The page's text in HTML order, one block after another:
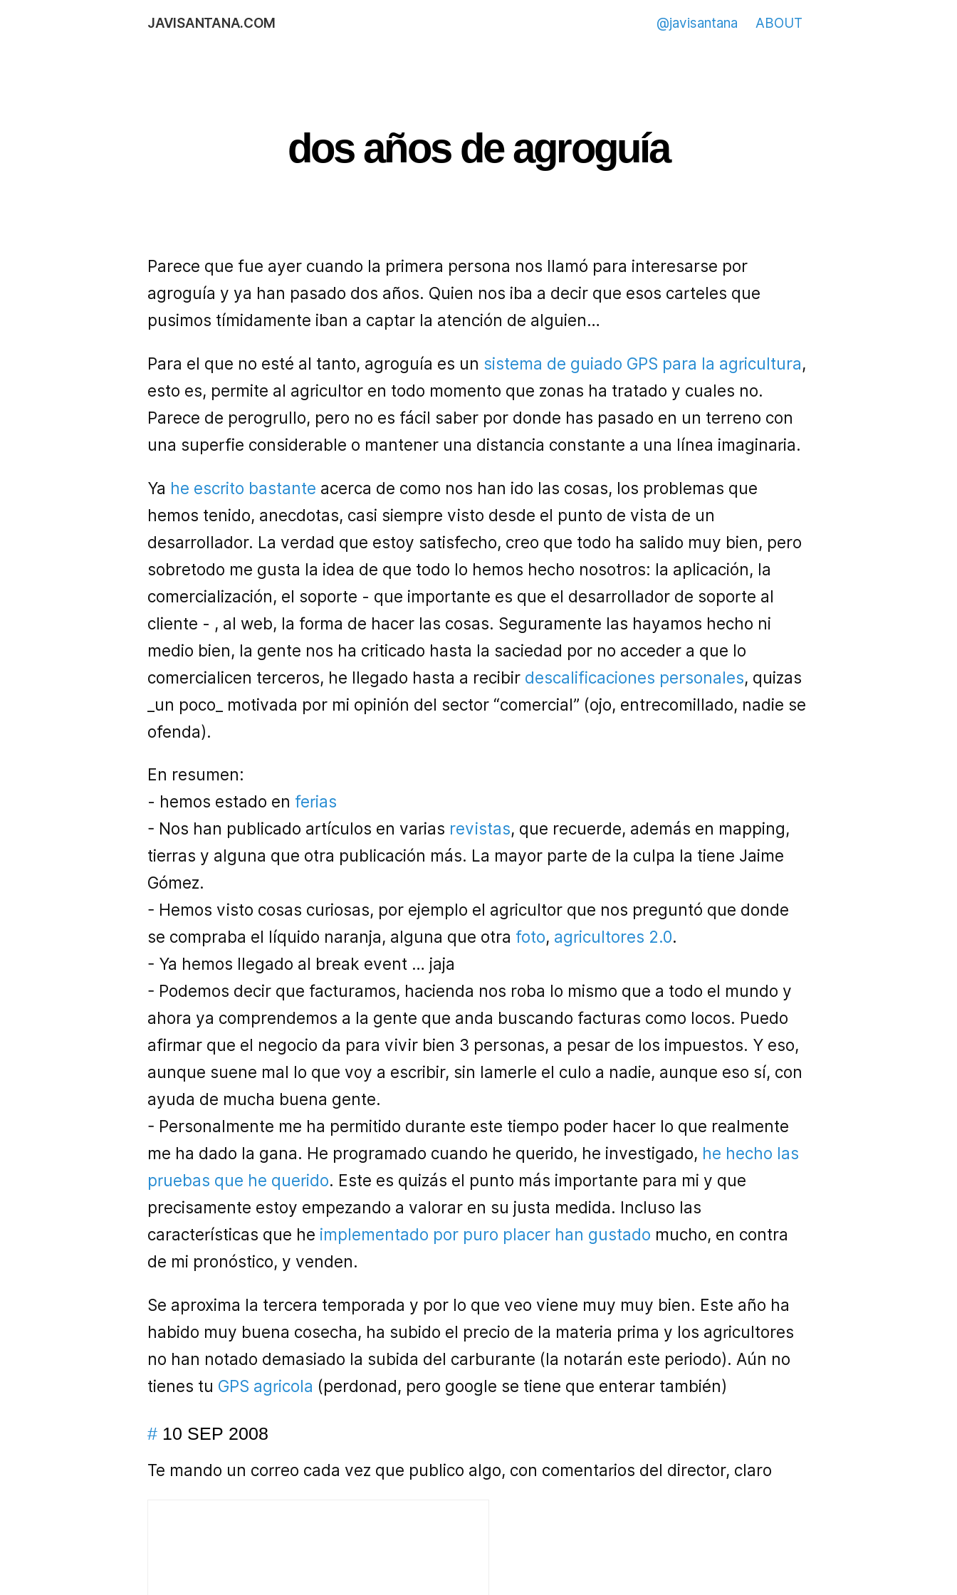
JAVISANTANA.COM @javisantana ABOUT
dos años de agroguía
Parece que fue ayer cuando la primera persona nos llamó para interesarse por
agroguía y ya han pasado dos años. Quien nos iba a decir que esos carteles que
pusimos tímidamente iban a captar la atención de alguien…
Para el que no esté al tanto, agroguía es un sistema de guiado GPS para la agricultura,
esto es, permite al agricultor en todo momento que zonas ha tratado y cuales no.
Parece de perogrullo, pero no es fácil saber por donde has pasado en un terreno con
una superfie considerable o mantener una distancia constante a una línea imaginaria.
Ya he escrito bastante acerca de como nos han ido las cosas, los problemas que
hemos tenido, anecdotas, casi siempre visto desde el punto de vista de un
desarrollador. La verdad que estoy satisfecho, creo que todo ha salido muy bien, pero
sobretodo me gusta la idea de que todo lo hemos hecho nosotros: la aplicación, la
comercialización, el soporte - que importante es que el desarrollador de soporte al
cliente - , al web, la forma de hacer las cosas. Seguramente las hayamos hecho ni
medio bien, la gente nos ha criticado hasta la saciedad por no acceder a que lo
comercialicen terceros, he llegado hasta a recibir descalificaciones personales, quizas
_un poco_ motivada por mi opinión del sector “comercial” (ojo, entrecomillado, nadie se
ofenda).
En resumen:
- hemos estado en ferias
- Nos han publicado artículos en varias revistas, que recuerde, además en mapping,
tierras y alguna que otra publicación más. La mayor parte de la culpa la tiene Jaime
Gómez.
- Hemos visto cosas curiosas, por ejemplo el agricultor que nos preguntó que donde
se compraba el líquido naranja, alguna que otra foto, agricultores 2.0.
- Ya hemos llegado al break event … jaja
- Podemos decir que facturamos, hacienda nos roba lo mismo que a todo el mundo y
ahora ya comprendemos a la gente que anda buscando facturas como locos. Puedo
afirmar que el negocio da para vivir bien 3 personas, a pesar de los impuestos. Y eso,
aunque suene mal lo que voy a escribir, sin lamerle el culo a nadie, aunque eso sí, con
ayuda de mucha buena gente.
- Personalmente me ha permitido durante este tiempo poder hacer lo que realmente
me ha dado la gana. He programado cuando he querido, he investigado, he hecho las
pruebas que he querido. Este es quizás el punto más importante para mi y que
precisamente estoy empezando a valorar en su justa medida. Incluso las
características que he implementado por puro placer han gustado mucho, en contra
de mi pronóstico, y venden.
Se aproxima la tercera temporada y por lo que veo viene muy muy bien. Este año ha
habido muy buena cosecha, ha subido el precio de la materia prima y los agricultores
no han notado demasiado la subida del carburante (la notarán este periodo). Aún no
tienes tu GPS agricola (perdonad, pero google se tiene que enterar también)
# 10 SEP 2008
Te mando un correo cada vez que publico algo, con comentarios del director, claro